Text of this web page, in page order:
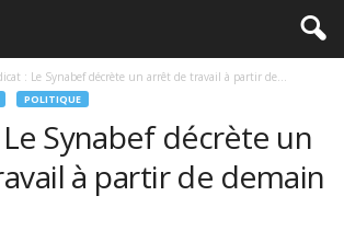
: Le Synabef décrète un arrêt de travail à partir de...
POLITIQUE
Synabef décrète un
à partir de demain